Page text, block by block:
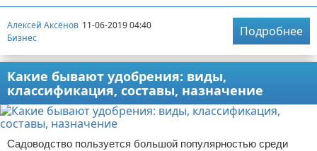
Алексей Аксёнов 11-06-2019 04:40
Бизнес
Подробнее
Какие бывают удобрения: виды,
классификация, составы, назначение
Садоводство пользуется большой популярностью среди